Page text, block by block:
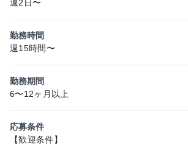
週2日〜
勤務時間
週15時間〜
勤務期間
6〜12ヶ月以上
応募条件
【歓迎条件】